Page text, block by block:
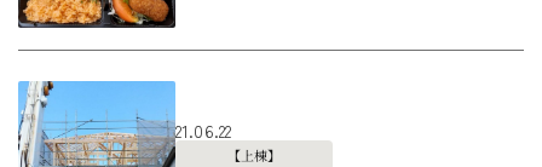
21.06.22
【上棟】